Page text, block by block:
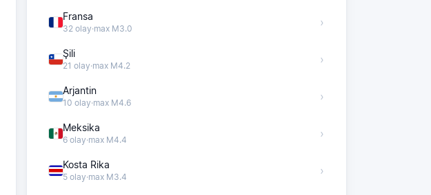
Fransa
32 olay·max M3.0 ›
Şili
21 olay·max M4.2 ›
Arjantin
10 olay·max M4.6 ›
Meksika
6 olay·max M4.4 ›
Kosta Rika
5 olay·max M3.4 ›